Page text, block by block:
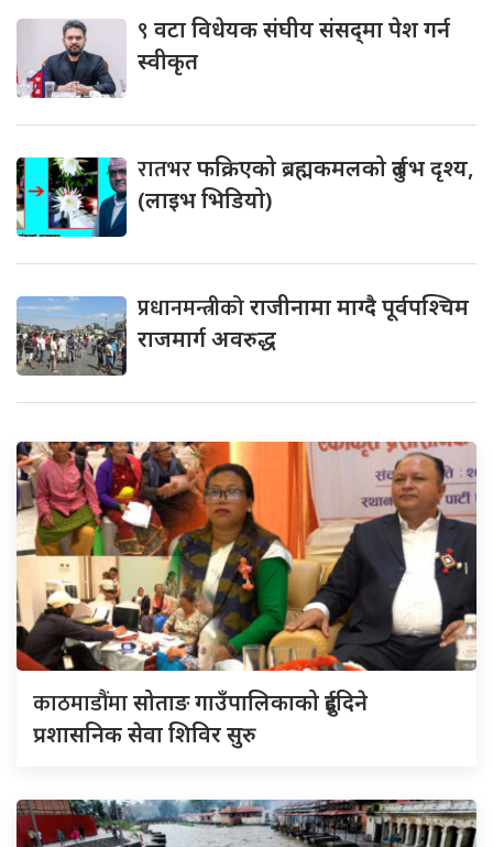
९ वटा विधेयक संघीय संसद्‌मा पेश गर्न
स्वीकृत
रातभरफक्रिएको ब्रह्मकमलको दुर्लभ दृश्य,
(लाइभ भिडियो)
प्रधानमन्त्रीकोराजीनामा माग्दै पूर्वपश्चिम
राजमार्ग अवरुद्ध
काठमाडौंमासोताङ गाउँपालिकाको दुईदिने
प्रशासनिक सेवा शिविर सुरु